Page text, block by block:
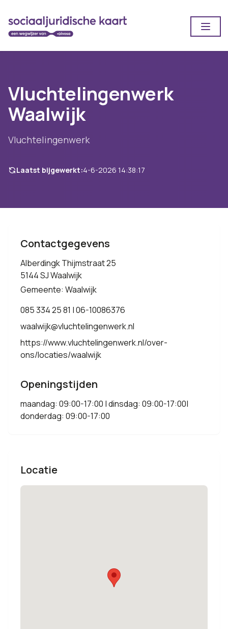
Vluchtelingenwerk
Waalwijk
Vluchtelingenwerk
Laatst bijgewerkt:4-6-2026 14:38:17
Contactgegevens
Alberdingk Thijmstraat 25
5144 SJ Waalwijk
Gemeente: Waalwijk
085 334 25 81 | 06-10086376
waalwijk@vluchtelingenwerk.nl
https://www.vluchtelingenwerk.nl/over-
ons/locaties/waalwijk
Openingstijden
maandag: 09:00-17:00 | dinsdag: 09:00-17:00|
donderdag: 09:00-17:00
Locatie